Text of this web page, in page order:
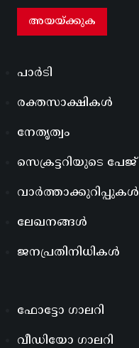
പാർടി
രക്തസാക്ഷികൾ
നേതൃത്വം
സെക്രട്ടറിയുടെ പേജ്
വാർത്താക്കുറിപ്പുകൾ
ലേഖനങ്ങൾ
ജനപ്രതിനിധികൾ
ഫോട്ടോ ഗാലറി
വീഡിയോ ഗാലറി